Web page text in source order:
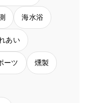
海水浴
あい
ーツ 燻製